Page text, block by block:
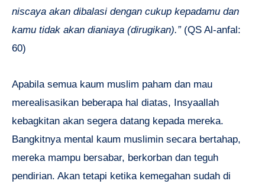
niscaya akan dibalasi dengan cukup kepadamu dan
kamu tidak akan dianiaya (dirugikan).”(QS Al-anfal:
60)
Apabila semua kaum muslim paham dan mau
merealisasikan beberapa hal diatas, Insyaallah
kebagkitan akan segera datang kepada mereka.
Bangkitnya mental kaum muslimin secara bertahap,
mereka mampu bersabar, berkorban dan teguh
pendirian. Akan tetapi ketika kemegahan sudah di